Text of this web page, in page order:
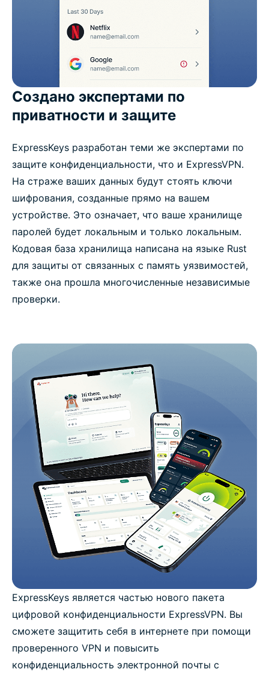
Создано экспертами по
приватности и защите
ExpressKeys разработан теми же экспертами по
защите конфиденциальности, что и ExpressVPN.
На страже ваших данных будут стоять ключи
шифрования, созданные прямо на вашем
устройстве. Это означает, что ваше хранилище
паролей будет локальным и только локальным.
Кодовая база хранилища написана на языке Rust
для защиты от связанных с память уязвимостей,
также она прошла многочисленные независимые
проверки.
ExpressKeys является частью нового пакета
цифровой конфиденциальности ExpressVPN. Вы
сможете защитить себя в интернете при помощи
проверенного VPN и повысить
конфиденциальность электронной почты с